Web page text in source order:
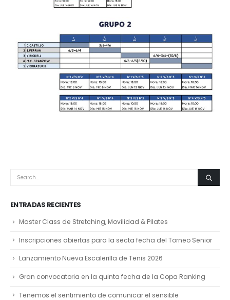
ENTRADAS RECIENTES
Master Class de Stretching, Movilidad & Pilates
Inscripciones abiertas para la secta fecha del Torneo Senior
Lanzamiento Nueva Escalerilla de Tenis 2026
Gran convocatoria en la quinta fecha de la Copa Ranking
Tenemos el sentimiento de comunicar el sensible